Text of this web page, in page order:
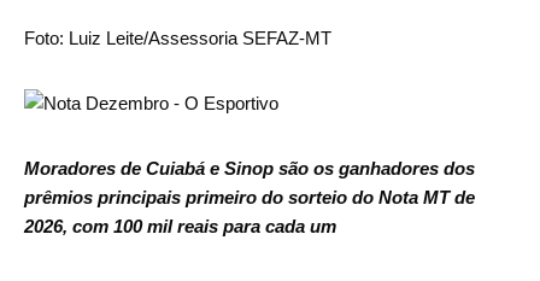
Foto: Luiz Leite/Assessoria SEFAZ-MT
Moradores de Cuiabá e Sinop são os ganhadores dos
prêmios principais primeiro do sorteio do Nota MT de
2026, com 100 mil reais para cada um